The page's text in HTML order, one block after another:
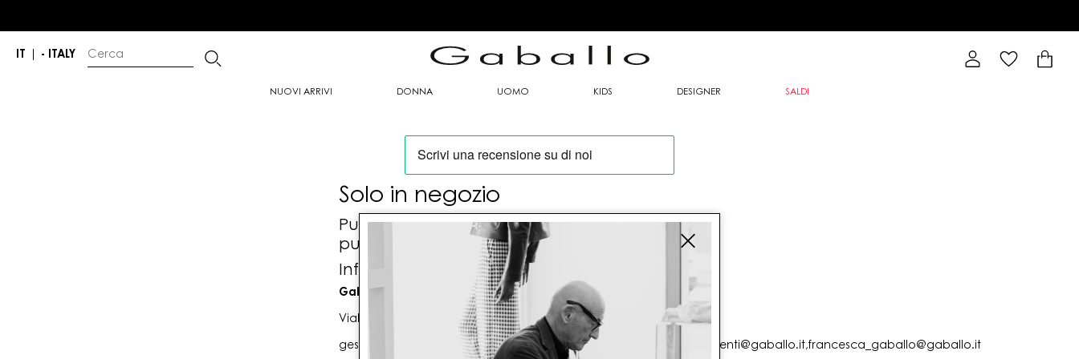
IT - ITALY
NUOVI ARRIVI DONNA UOMO KIDS DESIGNER SALDI
Solo in negozio
Puoi trovare questo articolo solo presso i nostri
punti vendita:
Info contatti
Gaballo Mario srl
Viale G. Matteotti n. 23 00053 Civitavecchia (RM)
gestioneordini@gaballo.it,customercare@sellmasters.it,assistenzaclienti@gaballo.it,francesca_gaballo@gaballo.it